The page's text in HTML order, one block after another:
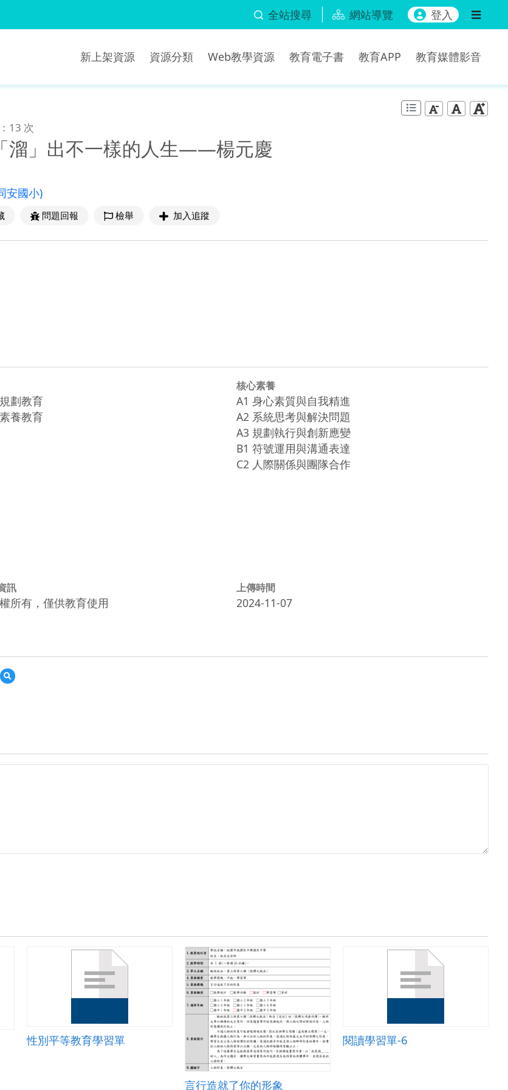
全站搜尋 網站導覽 登入
新上架資源 資源分類 Web教學資源 教育電子書 教育APP 教育媒體影音
13 次
」出不一樣的人生——楊元慶
安國小)
問題回報 檢舉 加入追蹤
劃教育
養教育
核心素養
A1 身心素質與自我精進
A2 系統思考與解決問題
A3 規劃執行與創新應變
B1 符號運用與溝通表達
C2 人際關係與團隊合作
訊
所有，僅供教育使用
上傳時間
2024-11-07
預
覽
位
學
性別平等教育學習單
言行造就了你的形象
閱讀學習單-6